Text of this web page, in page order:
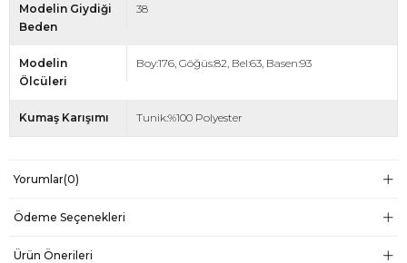
Modelin Giydiği
Beden
38
Modelin
Ölcüleri
Boy:176, Göğüs:82, Bel:63, Basen:93
Kumaş Karışımı Tunik:%100 Polyester
Yorumlar(0)
Ödeme Seçenekleri
Ürün Önerileri